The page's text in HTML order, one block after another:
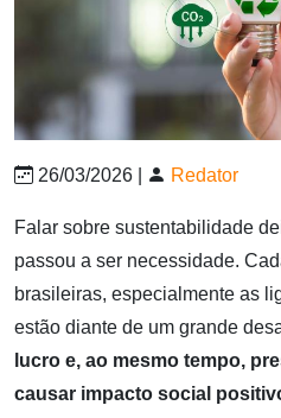
26/03/2026 | Redator
Falar sobre sustentabilidade
passou a ser necessidade.
brasileiras, especialmente as
estão diante de um grande
lucro e, ao mesmo tempo,
causar impacto social